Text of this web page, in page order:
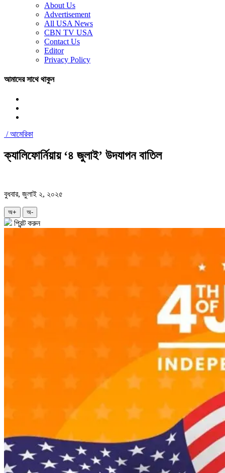
About Us
Advertisement
All USA News
CBN TV USA
Contact Us
Editor
Privacy Policy
আমাদের সাথে থাকুন
/আমেরিকা
ক্যালিফোর্নিয়ায় ‘৪ জুলাই’ উদযাপন বাতিল
বুধবার, জুলাই ২, ২০২৫
অ+ অ-
প্রিন্ট করুন